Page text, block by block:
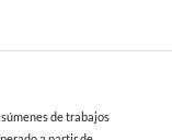
de trabajos